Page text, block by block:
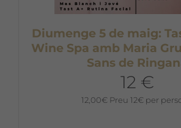
Diumenge 5 de maig:
Wine Spa amb Maria
Sans de
12 €
12,00€ Preu 12€ per